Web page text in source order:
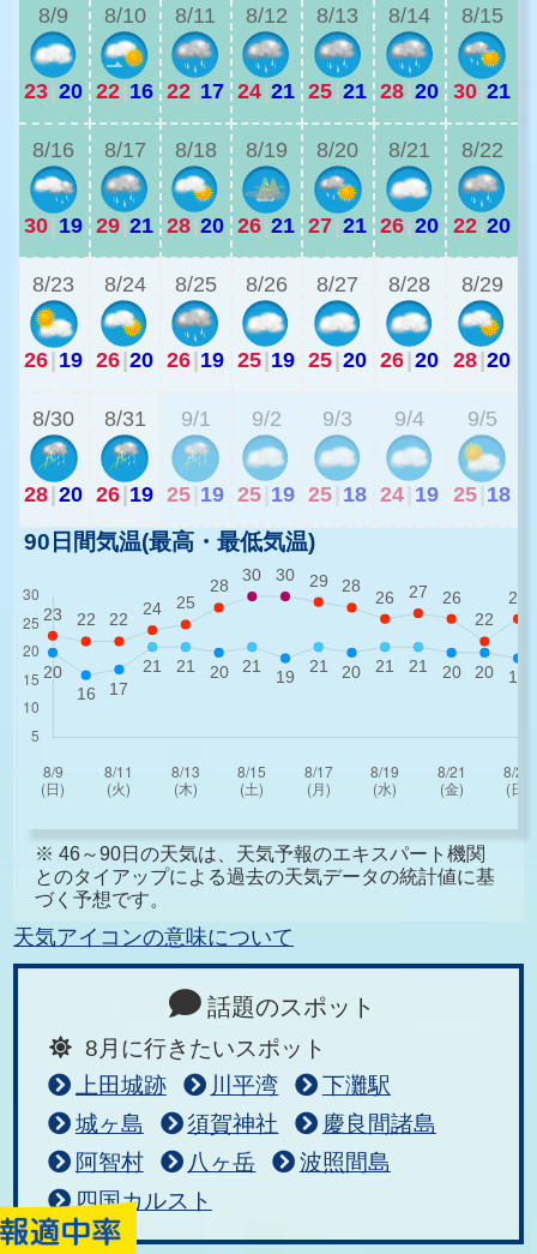
8/9
23|20
8/10
22|16
8/11
22|17
8/12
24|21
8/13
25|21
8/14
28|20
8/15
30|21
8/16
30| 19
8/17
29|21
8/18
28|20
8/19
26|21
8/20
27|21
8/21
26|20
8/22
22|20
8/23
26| 19
8/24
26|20
8/25
26|19
8/26
25|19
8/27
25|20
8/28
26|20
8/29
28|20
8/30
28|20
8/31
26|19
9/1
25 19
9/2
25 19
9/3
25 18
9/4
24 19
9/5
25 18
90日間気温(最高・最低気温)
※ 46～90日の天気は、天気予報のエキスパート機関
とのタイアップによる過去の天気データの統計値に基
づく予想です。
天気アイコンの意味について
話題のスポット
8月に行きたいスポット
上田城跡
川平湾
下灘駅
城ヶ島
須賀神社
慶良間諸島
阿智村
八ヶ岳
波照間島
四国カルスト